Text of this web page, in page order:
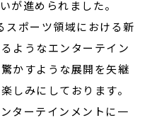
が進められました。
スポーツ領域における新
ようなエンターテイン
かすような展開を矢継
しみにしております。
ターテインメントに一